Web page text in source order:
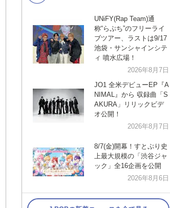
洋楽
VTuber ディズニー
UNiFY(Rap Team)通
称“らぷち”のフリーライ
ブツアー、ラストは9/17
池袋・サンシャインシテ
ィ 噴水広場！
2026年8月7日
JO1 全米デビューEP『A
NIMAL』から 収録曲「S
AKURA」リリックビデ
オ公開！
2026年8月7日
8/7(金)開幕！すとぷり史
上最大規模の「渋谷ジャ
ック」全16企画を公開
2026年8月6日